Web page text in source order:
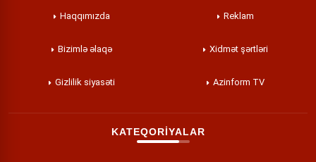
Haqqımızda Reklam
Bizimlə əlaqə Xidmət şərtləri
Gizlilik siyasəti Azinform TV
KATEQORİYALAR